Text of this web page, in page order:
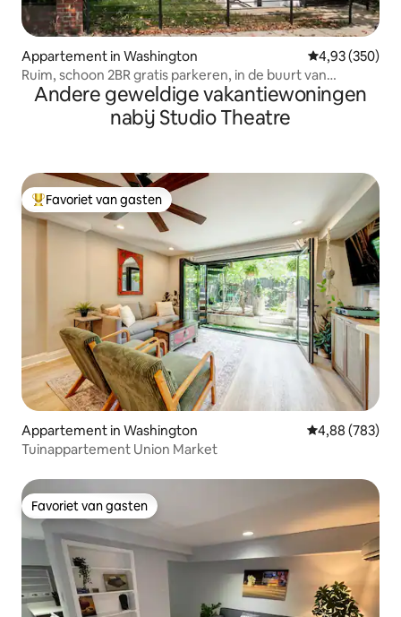
Appartement in Washington Gemiddelde
4,93 (350)
Ruim, schoon 2BR gratis parkeren, in de buurt van
attracties
Andere geweldige vakantiewoningen
nabij Studio Theatre
Topfavoriet van gasten
Favoriet van gasten
Appartement in Washington Gemiddelde
4,88 (783)
Tuinappartement Union Market
Favoriet van gasten
Favoriet van gasten